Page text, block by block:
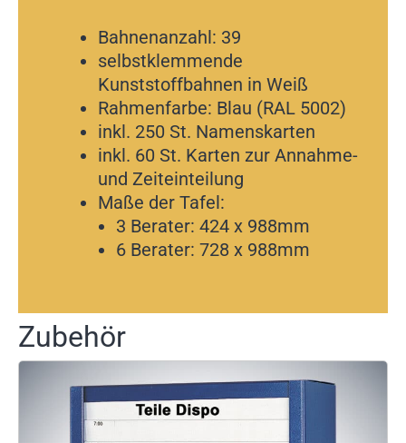
Bahnenanzahl: 39
selbstklemmende
Kunststoffbahnen in Weiß
Rahmenfarbe: Blau (RAL 5002)
inkl. 250 St. Namenskarten
inkl. 60 St. Karten zur Annahme-
und Zeiteinteilung
Maße der Tafel:
3 Berater: 424 x 988mm
6 Berater: 728 x 988mm
Zubehör